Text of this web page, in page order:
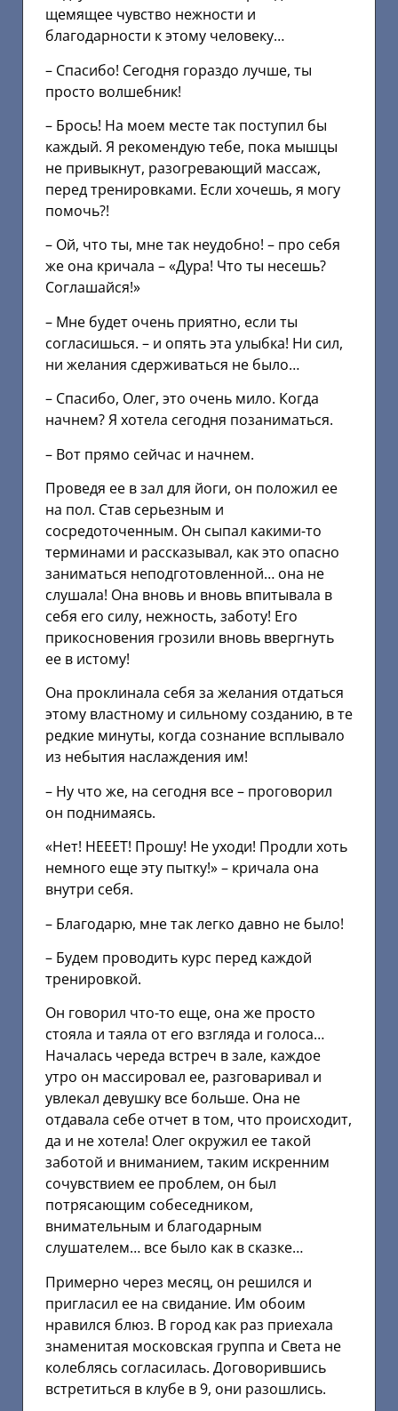
щемящее чувство нежности и
благодарности к этому человеку…
– Спасибо! Сегодня гораздо лучше, ты
просто волшебник!
– Брось! На моем месте так поступил бы
каждый. Я рекомендую тебе, пока мышцы
не привыкнут, разогревающий массаж,
перед тренировками. Если хочешь, я могу
помочь?!
– Ой, что ты, мне так неудобно! – про себя
же она кричала – «Дура! Что ты несешь?
Соглашайся!»
– Мне будет очень приятно, если ты
согласишься. – и опять эта улыбка! Ни сил,
ни желания сдерживаться не было…
– Спасибо, Олег, это очень мило. Когда
начнем? Я хотела сегодня позаниматься.
– Вот прямо сейчас и начнем.
Проведя ее в зал для йоги, он положил ее
на пол. Став серьезным и
сосредоточенным. Он сыпал какими-то
терминами и рассказывал, как это опасно
заниматься неподготовленной… она не
слушала! Она вновь и вновь впитывала в
себя его силу, нежность, заботу! Его
прикосновения грозили вновь ввергнуть
ее в истому!
Она проклинала себя за желания отдаться
этому властному и сильному созданию, в те
редкие минуты, когда сознание всплывало
из небытия наслаждения им!
– Ну что же, на сегодня все – проговорил
он поднимаясь.
«Нет! НЕЕЕТ! Прошу! Не уходи! Продли хоть
немного еще эту пытку!» – кричала она
внутри себя.
– Благодарю, мне так легко давно не было!
– Будем проводить курс перед каждой
тренировкой.
Он говорил что-то еще, она же просто
стояла и таяла от его взгляда и голоса…
Началась череда встреч в зале, каждое
утро он массировал ее, разговаривал и
увлекал девушку все больше. Она не
отдавала себе отчет в том, что происходит,
да и не хотела! Олег окружил ее такой
заботой и вниманием, таким искренним
сочувствием ее проблем, он был
потрясающим собеседником,
внимательным и благодарным
слушателем… все было как в сказке…
Примерно через месяц, он решился и
пригласил ее на свидание. Им обоим
нравился блюз. В город как раз приехала
знаменитая московская группа и Света не
колеблясь согласилась. Договорившись
встретиться в клубе в 9, они разошлись.